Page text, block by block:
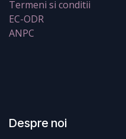
Termeni si conditii
EC-ODR
ANPC
Despre noi